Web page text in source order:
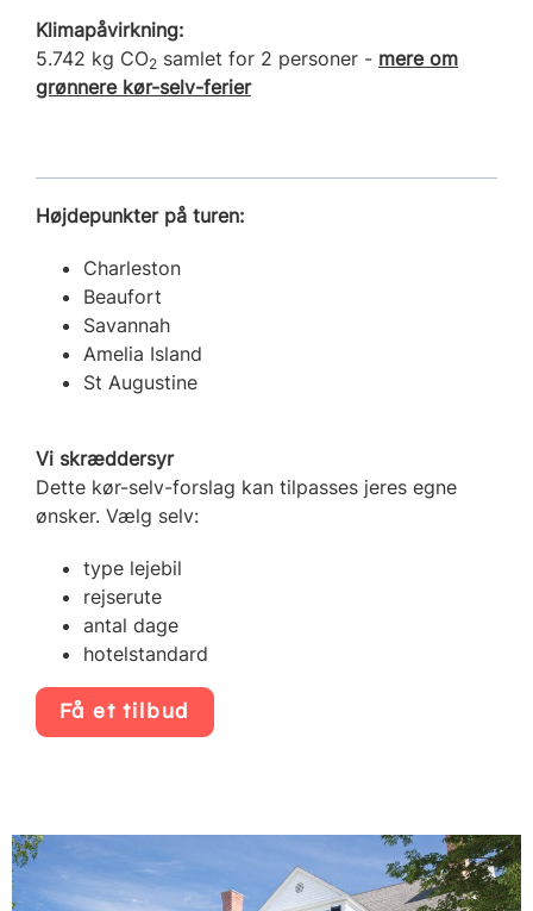
Klimapåvirkning:
5.742 kg CO2 samlet for 2 personer - mere om
grønnere kør-selv-ferier
Højdepunkter på turen:
Charleston
Beaufort
Savannah
Amelia Island
St Augustine
Vi skræddersyr
Dette kør-selv-forslag kan tilpasses jeres egne
ønsker. Vælg selv:
type lejebil
rejserute
antal dage
hotelstandard
Få et tilbud